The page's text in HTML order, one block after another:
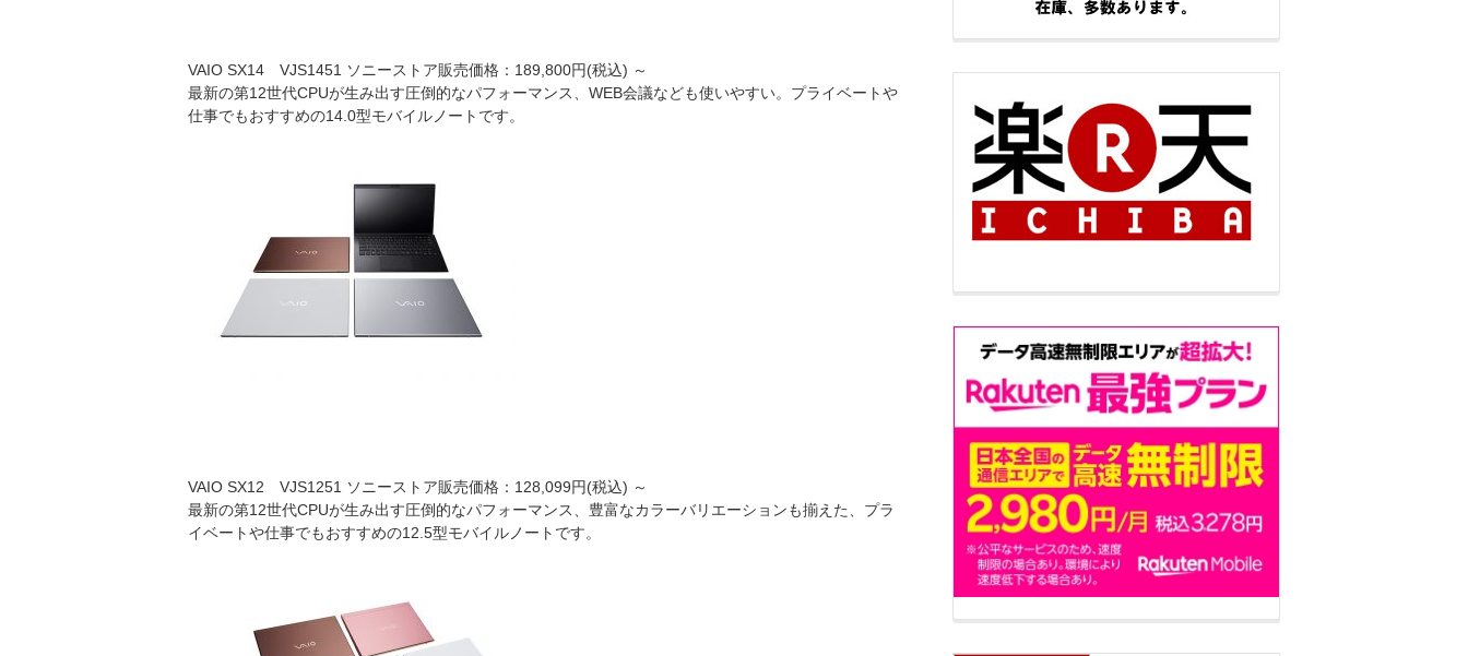
VAIO SX14 VJS1451 ソニーストア販売価格：189,800円(税込) ～
最新の第12世代CPUが生み出す圧倒的なパフォーマンス、WEB会議なども使いやすい。プライベートや
仕事でもおすすめの14.0型モバイルノートです。
VAIO SX12 VJS1251 ソニーストア販売価格：128,099円(税込) ～
最新の第12世代CPUが生み出す圧倒的なパフォーマンス、豊富なカラーバリエーションも揃えた、プラ
イベートや仕事でもおすすめの12.5型モバイルノートです。